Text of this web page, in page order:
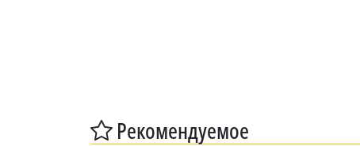
Рекомендуемое